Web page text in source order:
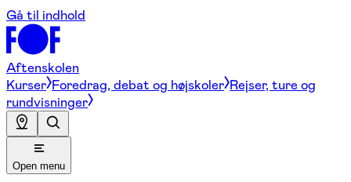
Gå til indhold
Aftenskolen
Kurser Foredrag, debat og højskoler Rejser, ture og
rundvisninger
Open menu